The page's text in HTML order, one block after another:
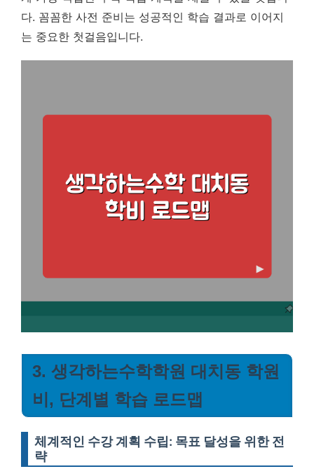
다. 꼼꼼한 사전 준비는 성공적인 학습 결과로 이어지
는 중요한 첫걸음입니다.
3. 생각하는수학학원 대치동 학원
비, 단계별 학습 로드맵
체계적인 수강 계획 수립: 목표 달성을 위한 전
략